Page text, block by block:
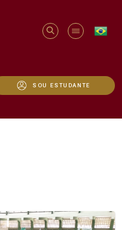
SOU ESTUDANTE